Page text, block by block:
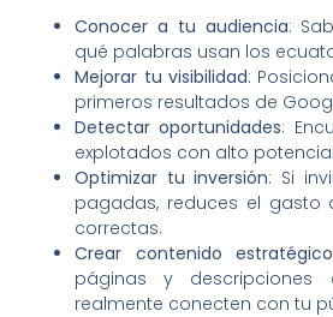
Conocer a tu audiencia:
qué palabras usan los
Mejorar tu visibilidad:
primeros resultados de
Detectar oportunidades:
explotados con alto
Optimizar tu inversión: Si
pagadas, reduces el gasto
correctas.
Crear contenido estratégico
páginas y descripciones
realmente conecten con tu